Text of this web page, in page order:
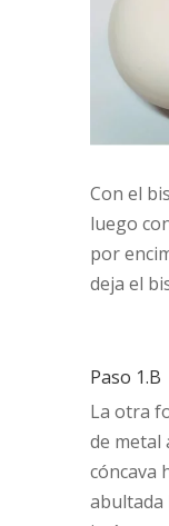
Con el
luego
por
deja el
Paso 1.B
La otra
de metal
cóncava
abultada